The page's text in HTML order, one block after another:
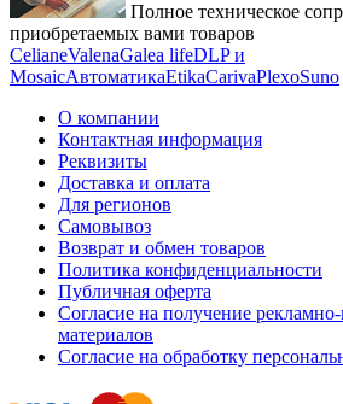
Полное техническое
приобретаемых вами товаров
CelianeValenaGalea lifeDLP и
MosaicАвтоматикаEtikaCarivaPlexoSuno
О компании
Контактная информация
Реквизиты
Доставка и оплата
Для регионов
Самовывоз
Возврат и обмен товаров
Политика конфиденциальности
Публичная оферта
Согласие на получение
материалов
Согласие на обработку